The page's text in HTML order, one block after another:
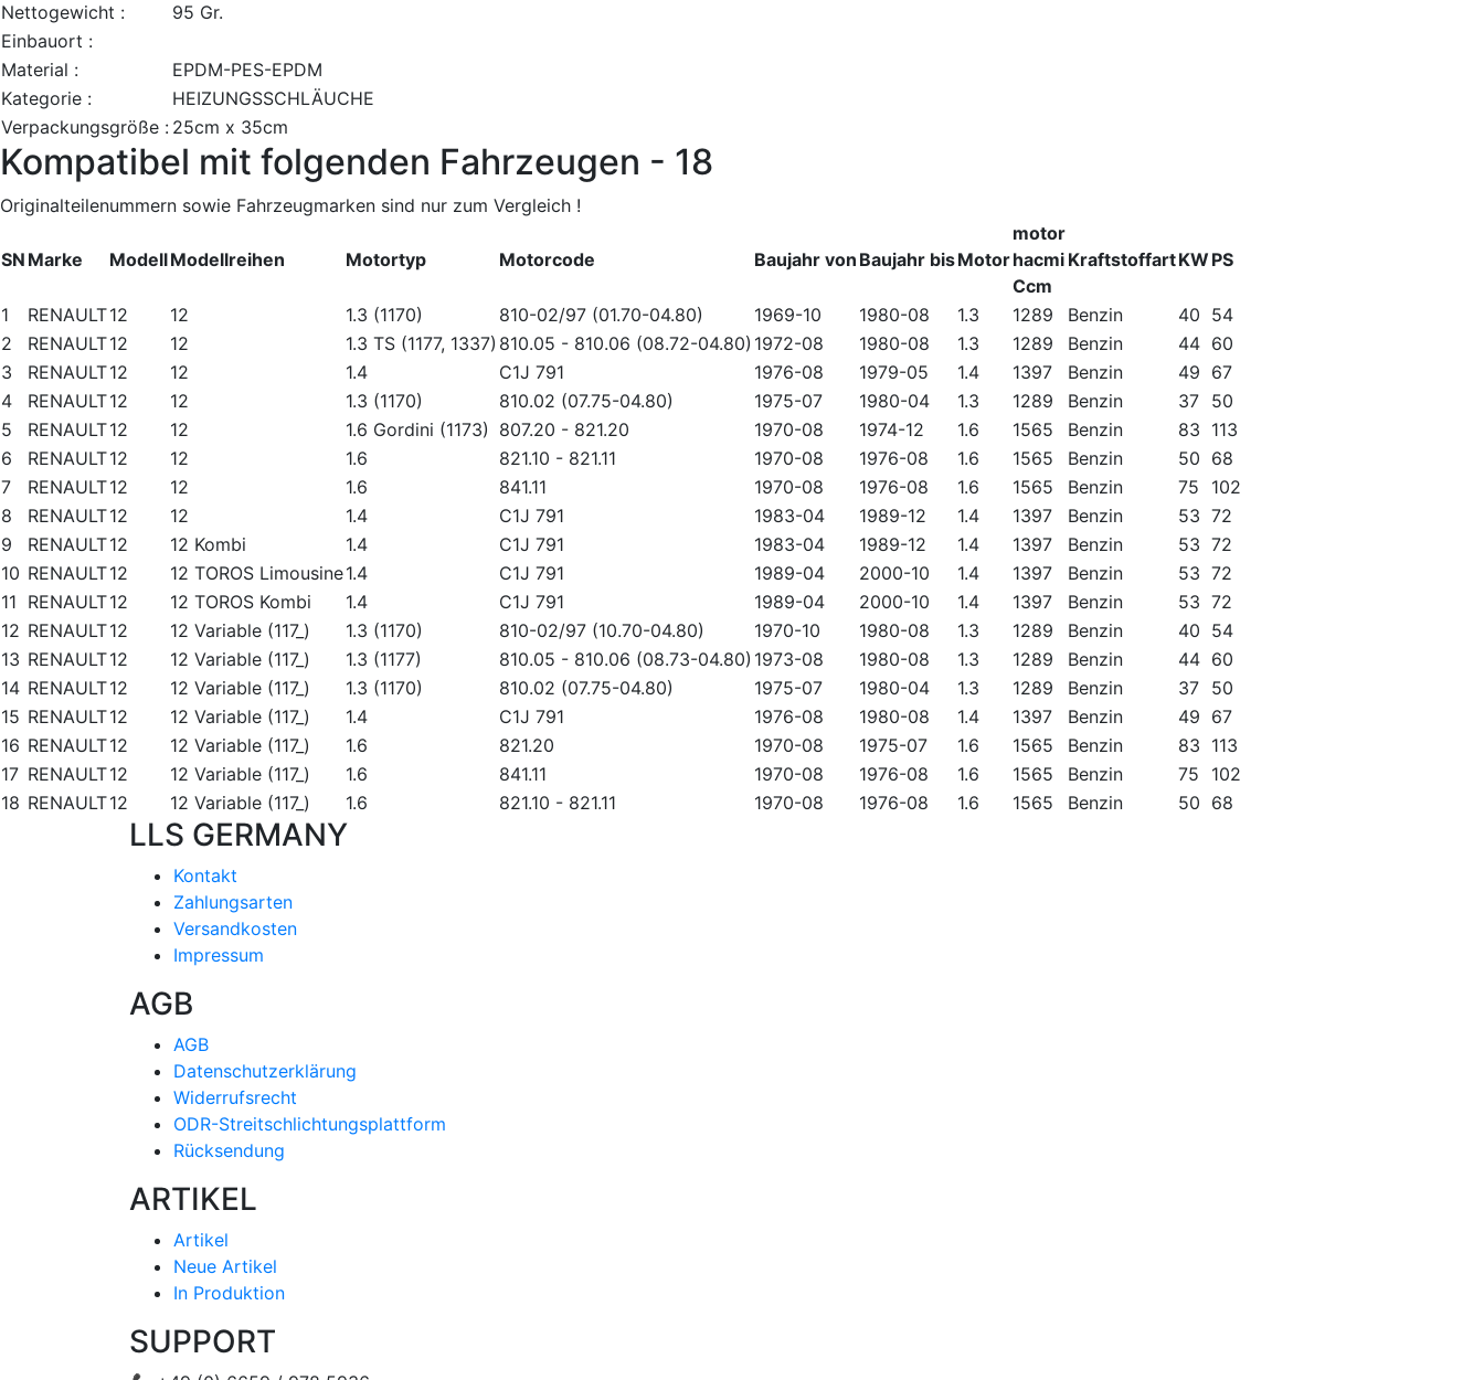
Nettogewicht :
95 Gr.
Einbauort :
Material :
EPDM-PES-EPDM
Kategorie :
HEIZUNGSSCHLÄUCHE
Verpackungsgröße : 25cm x 35cm
Kompatibel mit folgenden Fahrzeugen - 18
Originalteilenummern sowie Fahrzeugmarken sind nur zum Vergleich !
SN Marke ModellModellreihen Motortyp Motorcode Baujahr von Baujahr bisMotor
motor
hacmi
Ccm
KraftstoffartKW PS
1 RENAULT12 12 1.3 (1170) 810-02/97 (01.70-04.80) 1969-10 1980-08 1.3 1289 Benzin 40 54
2
RENAULT12 12 1.3 TS (1177, 1337) 810.05 - 810.06 (08.72-04.80) 1972-08 1980-08 1.3 1289 Benzin 44 60
3
RENAULT12 12 1.4 C1J 791 1976-08 1979-05 1.4 1397 Benzin 49 67
4
RENAULT12 12 1.3 (1170) 810.02 (07.75-04.80) 1975-07 1980-04 1.3 1289 Benzin 37 50
5
RENAULT12 12 1.6 Gordini (1173) 807.20 - 821.20 1970-08 1974-12 1.6 1565 Benzin 83 113
6
RENAULT12 12 1.6 821.10 - 821.11 1970-08 1976-08 1.6 1565 Benzin 50 68
7
RENAULT12 12 1.6 841.11 1970-08 1976-08 1.6 1565 Benzin 75
102
8
RENAULT12 12 1.4 C1J 791 1983-04 1989-12 1.4 1397 Benzin 53 72
9
RENAULT12 12 Kombi 1.4 C1J 791 1983-04 1989-12 1.4 1397 Benzin 53 72
10 RENAULT12 12 TOROS Limousine1.4 C1J 791 1989-04 2000-10 1.4 1397 Benzin 53 72
11 RENAULT12 12 TOROS Kombi 1.4 C1J 791 1989-04 2000-10 1.4 1397 Benzin 53 72
12 RENAULT12 12 Variable (117_) 1.3 (1170) 810-02/97 (10.70-04.80) 1970-10 1980-08 1.3 1289 Benzin 40 54
13 RENAULT12 12 Variable (117_) 1.3 (1177) 810.05 - 810.06 (08.73-04.80) 1973-08 1980-08 1.3 1289 Benzin 44 60
14 RENAULT12 12 Variable (117_) 1.3 (1170) 810.02 (07.75-04.80) 1975-07 1980-04 1.3 1289 Benzin 37 50
15 RENAULT12 12 Variable (117_) 1.4 C1J 791 1976-08 1980-08 1.4 1397 Benzin 49 67
16 RENAULT12 12 Variable (117_) 1.6 821.20 1970-08 1975-07 1.6 1565 Benzin 83 113
17 RENAULT12 12 Variable (117_) 1.6 841.11 1970-08 1976-08 1.6 1565 Benzin 75
102
18 RENAULT12 12 Variable (117_) 1.6 821.10 - 821.11 1970-08 1976-08 1.6 1565 Benzin 50 68
LLS GERMANY
Kontakt
Zahlungsarten
Versandkosten
Impressum
AGB
AGB
Datenschutzerklärung
Widerrufsrecht
ODR-Streitschlichtungsplattform
Rücksendung
ARTIKEL
Artikel
Neue Artikel
In Produktion
SUPPORT